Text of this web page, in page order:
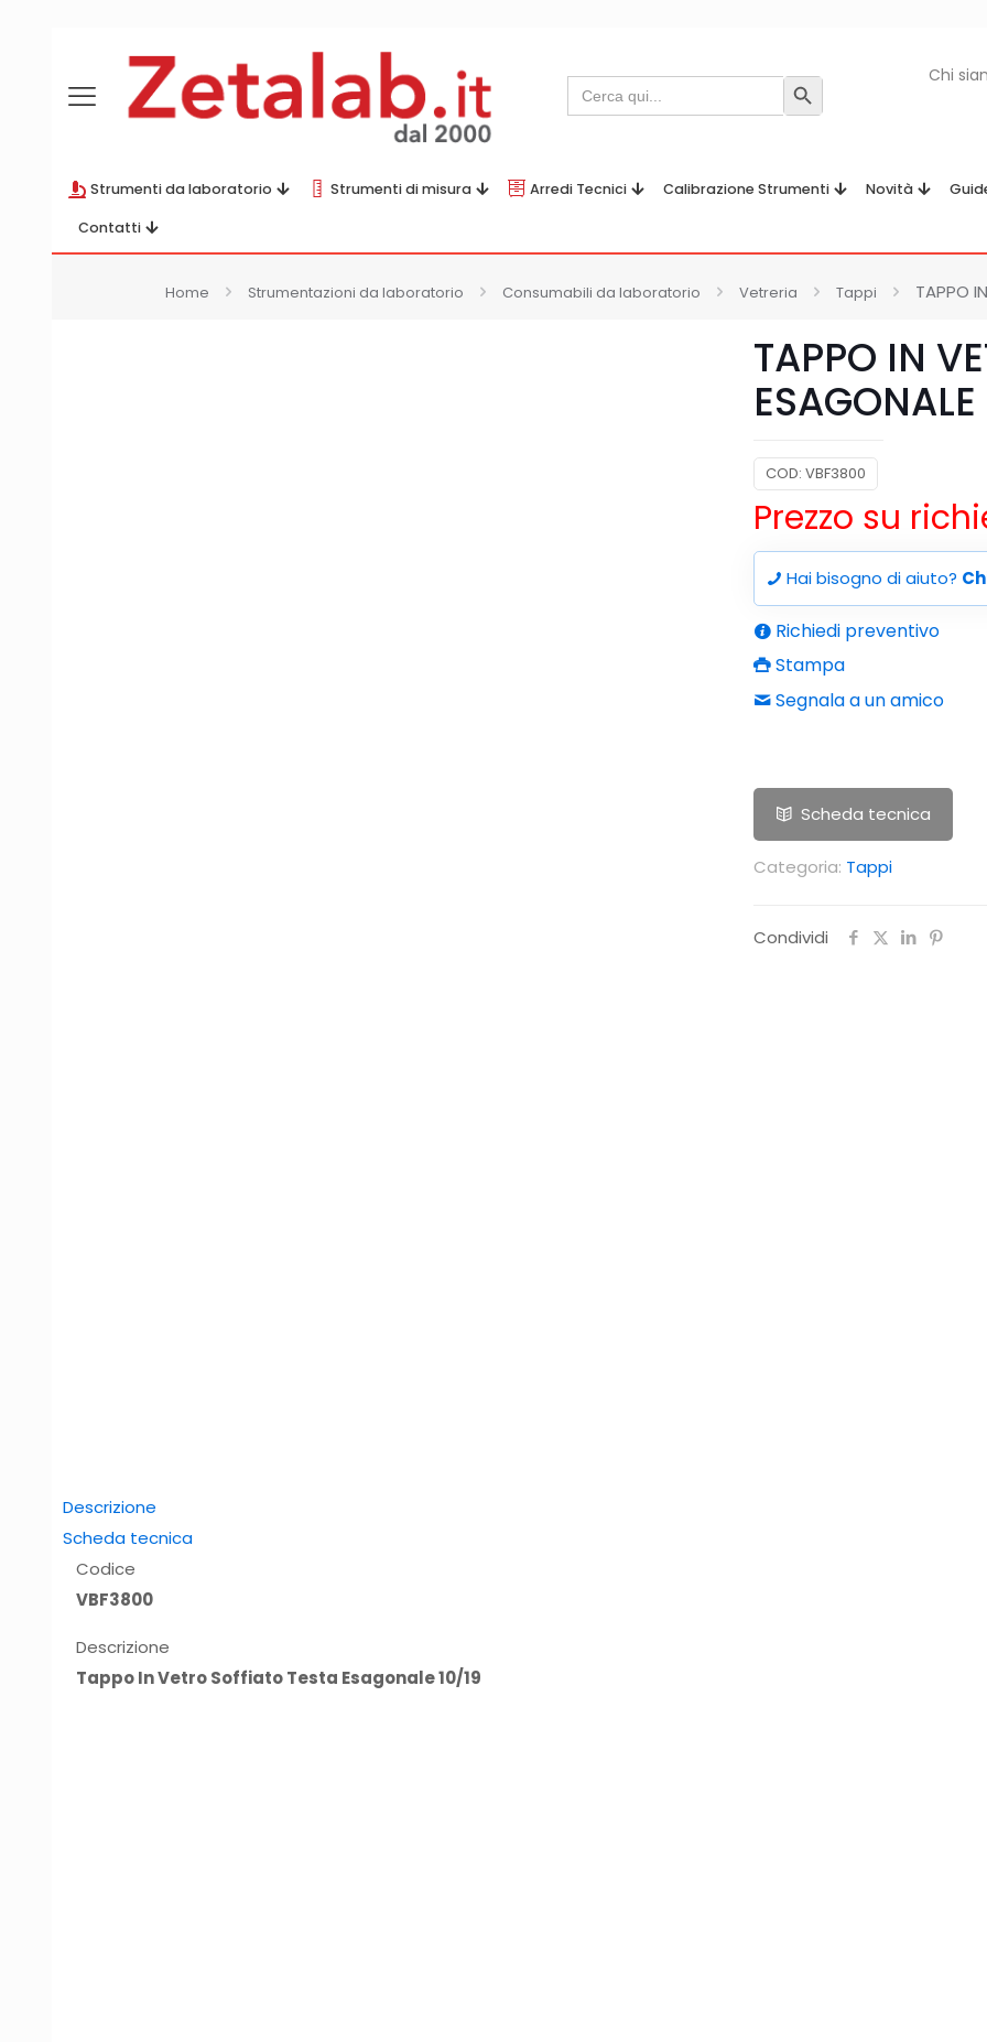
Search
for: Search Button
Chi
Strumenti da laboratorio Strumenti di misura Arredi Tecnici Calibrazione Strumenti Novità
Contatti
Home Strumentazioni da laboratorio Consumabili da laboratorio Vetreria Tappi TAPPO
TAPPO IN
COD: VBF3800
Prezzo su
Hai bisogno di aiuto?
Richiedi preventivo
Stampa
Segnala a un amico
Scheda tecnica
Categoria: Tappi
Condividi
Descrizione
Scheda tecnica
Codice
VBF3800
Descrizione
Tappo In Vetro Soffiato Testa Esagonale 10/19